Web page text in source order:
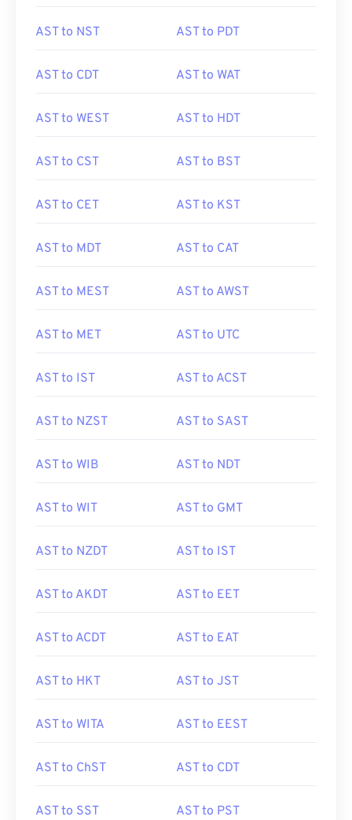
AST to NST AST to PDT
AST to CDT AST to WAT
AST to WEST AST to HDT
AST to CST AST to BST
AST to CET AST to KST
AST to MDT AST to CAT
AST to MEST AST to AWST
AST to MET AST to UTC
AST to IST AST to ACST
AST to NZST AST to SAST
AST to WIB AST to NDT
AST to WIT AST to GMT
AST to NZDT AST to IST
AST to AKDT AST to EET
AST to ACDT AST to EAT
AST to HKT AST to JST
AST to WITA AST to EEST
AST to ChST AST to CDT
AST to SST AST to PST